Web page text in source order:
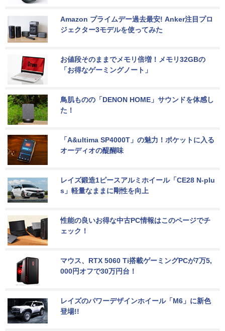
Amazon プライムデー過去最安! Anker注目プロ
ジェクター3モデルを使ってみた
お値段そのままでメモリ倍増！メモリ32GBの
「お得なゲーミングノート」
鳥肌ものの「DENON HOME」サウンドを体感し
た！
「A&ultima SP4000T」の魅力！ポケットに入る
オーディオの醍醐味
レイズ鍛造1ピースアルミホイール「CE28 N-plu
s」軽量なままに剛性を向上
性能の良いお得な中古PC情報はこのページでチ
ェック！
マウス、RTX 5060 Ti搭載ゲーミングPCが7万5,
000円オフで30万円台！
レイズのパワーデザインホイール「M6」に新色
登場!!